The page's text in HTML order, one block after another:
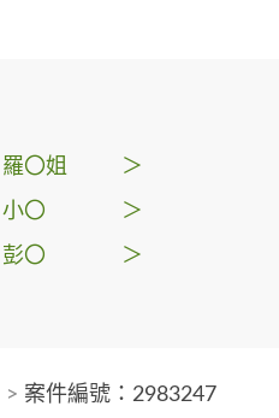
羅〇姐 ＞
小〇 ＞
彭〇 ＞
> 案件編號：2983247